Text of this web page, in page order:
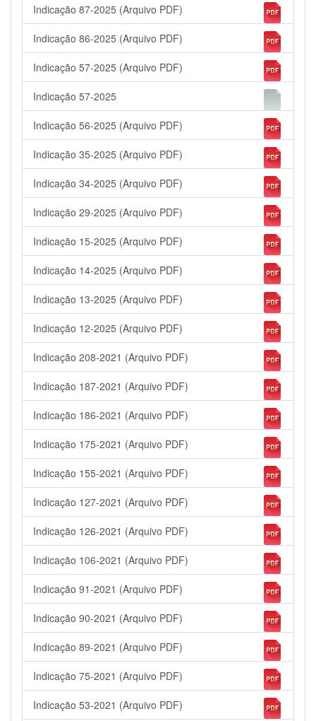
Indicação 87-2025 (Arquivo PDF)
Indicação 86-2025 (Arquivo PDF)
Indicação 57-2025 (Arquivo PDF)
Indicação 57-2025
Indicação 56-2025 (Arquivo PDF)
Indicação 35-2025 (Arquivo PDF)
Indicação 34-2025 (Arquivo PDF)
Indicação 29-2025 (Arquivo PDF)
Indicação 15-2025 (Arquivo PDF)
Indicação 14-2025 (Arquivo PDF)
Indicação 13-2025 (Arquivo PDF)
Indicação 12-2025 (Arquivo PDF)
Indicação 208-2021 (Arquivo PDF)
Indicação 187-2021 (Arquivo PDF)
Indicação 186-2021 (Arquivo PDF)
Indicação 175-2021 (Arquivo PDF)
Indicação 155-2021 (Arquivo PDF)
Indicação 127-2021 (Arquivo PDF)
Indicação 126-2021 (Arquivo PDF)
Indicação 106-2021 (Arquivo PDF)
Indicação 91-2021 (Arquivo PDF)
Indicação 90-2021 (Arquivo PDF)
Indicação 89-2021 (Arquivo PDF)
Indicação 75-2021 (Arquivo PDF)
Indicação 53-2021 (Arquivo PDF)